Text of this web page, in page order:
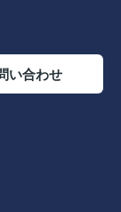
い合わせ